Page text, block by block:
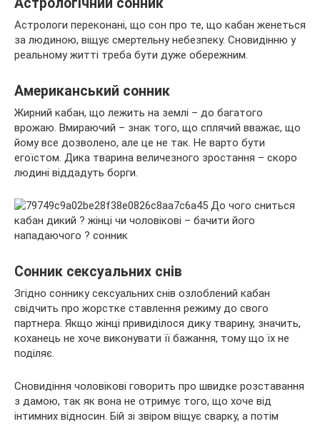
Астрологічний сонник
Астрологи переконані, що сон про те, що кабан женеться
за людиною, віщує смертельну небезпеку. Сновидінню у
реальному житті треба бути дуже обережним.
Американський сонник
Жирний кабан, що лежить на землі – до багатого
врожаю. Вмираючий – знак того, що сплячий вважає, що
йому все дозволено, але це не так. Не варто бути
егоїстом. Дика тварина величезного зростання – скоро
людині віддадуть борги.
Сонник сексуальних снів
Згідно соннику сексуальних снів озлоблений кабан
свідчить про жорстке ставлення режиму до свого
партнера. Якщо жінці привиділося дику тварину, значить,
коханець не хоче виконувати її бажання, тому що їх не
поділяє.
Сновидіння чоловікові говорить про швидке розставання
з дамою, так як вона не отримує того, що хоче від
інтимних відносин. Бій зі звіром віщує сварку, а потім